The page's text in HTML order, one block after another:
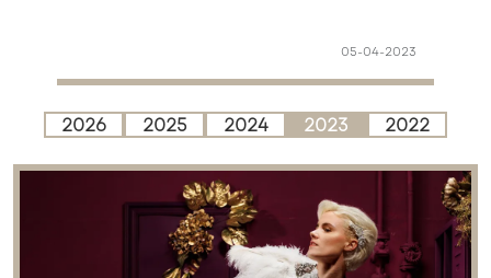
05-04-2023
2026 2025 2024 2023 2022